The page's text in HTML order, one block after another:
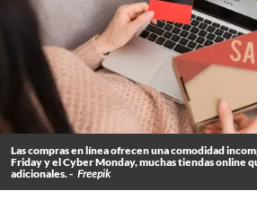
Las compras en línea ofrecen una comodidad
Friday y el Cyber Monday, muchas tiendas online
adicionales. - Freepik